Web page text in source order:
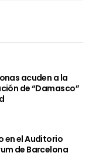
acuden a la
de “Damasco”
en el Auditorio
de Barcelona